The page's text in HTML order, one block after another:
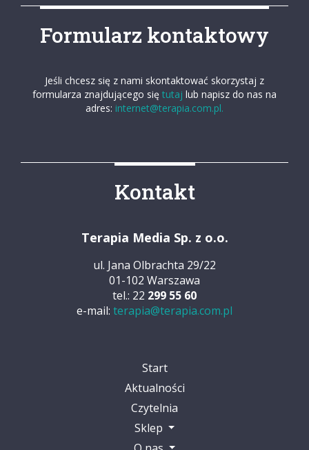
Formularz kontaktowy
Jeśli chcesz się z nami skontaktować skorzystaj z
formularza znajdującego się tutaj lub napisz do nas na
adres: internet@terapia.com.pl.
Kontakt
Terapia Media Sp. z o.o.
ul. Jana Olbrachta 29/22
01-102 Warszawa
tel.: 22 299 55 60
e-mail: terapia@terapia.com.pl
Start
Aktualności
Czytelnia
Sklep